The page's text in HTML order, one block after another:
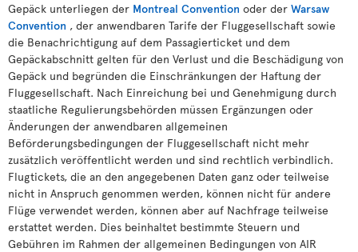
Gepäck unterliegen der Montreal Convention oder der Warsaw
Convention , der anwendbaren Tarife der Fluggesellschaft sowie
die Benachrichtigung auf dem Passagierticket und dem
Gepäckabschnitt gelten für den Verlust und die Beschädigung von
Gepäck und begründen die Einschränkungen der Haftung der
Fluggesellschaft. Nach Einreichung bei und Genehmigung durch
staatliche Regulierungsbehörden müssen Ergänzungen oder
Änderungen der anwendbaren allgemeinen
Beförderungsbedingungen der Fluggesellschaft nicht mehr
zusätzlich veröffentlicht werden und sind rechtlich verbindlich.
Flugtickets, die an den angegebenen Daten ganz oder teilweise
nicht in Anspruch genommen werden, können nicht für andere
Flüge verwendet werden, können aber auf Nachfrage teilweise
erstattet werden. Dies beinhaltet bestimmte Steuern und
Gebühren im Rahmen der allgemeinen Bedingungen von AIR